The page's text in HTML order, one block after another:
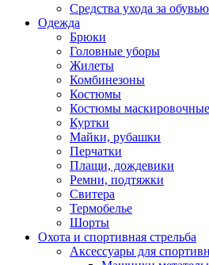
Средства ухода за обувью
Одежда
Брюки
Головные уборы
Жилеты
Комбинезоны
Костюмы
Костюмы маскировочные
Куртки
Майки, рубашки
Перчатки
Плащи, дождевики
Ремни, подтяжки
Свитера
Термобелье
Шорты
Охота и спортивная стрельба
Аксессуары для